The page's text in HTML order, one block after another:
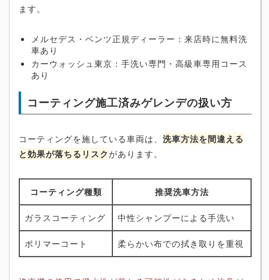
ます。
メルセデス・ベンツ正規ディーラー：来店時に無料洗
車あり
カーウォッシュ東京：手洗い専門・高級車専用コース
あり
コーティング施工済みゲレンデの扱い方
コーティングを施している車両は、 洗車方法を間違える
と効果が落ちるリスクがあります。
コーティング種類 推奨洗車方法
ガラスコーティング 中性シャンプーによる手洗い
ポリマーコート 柔らかい布での拭き取りを重視